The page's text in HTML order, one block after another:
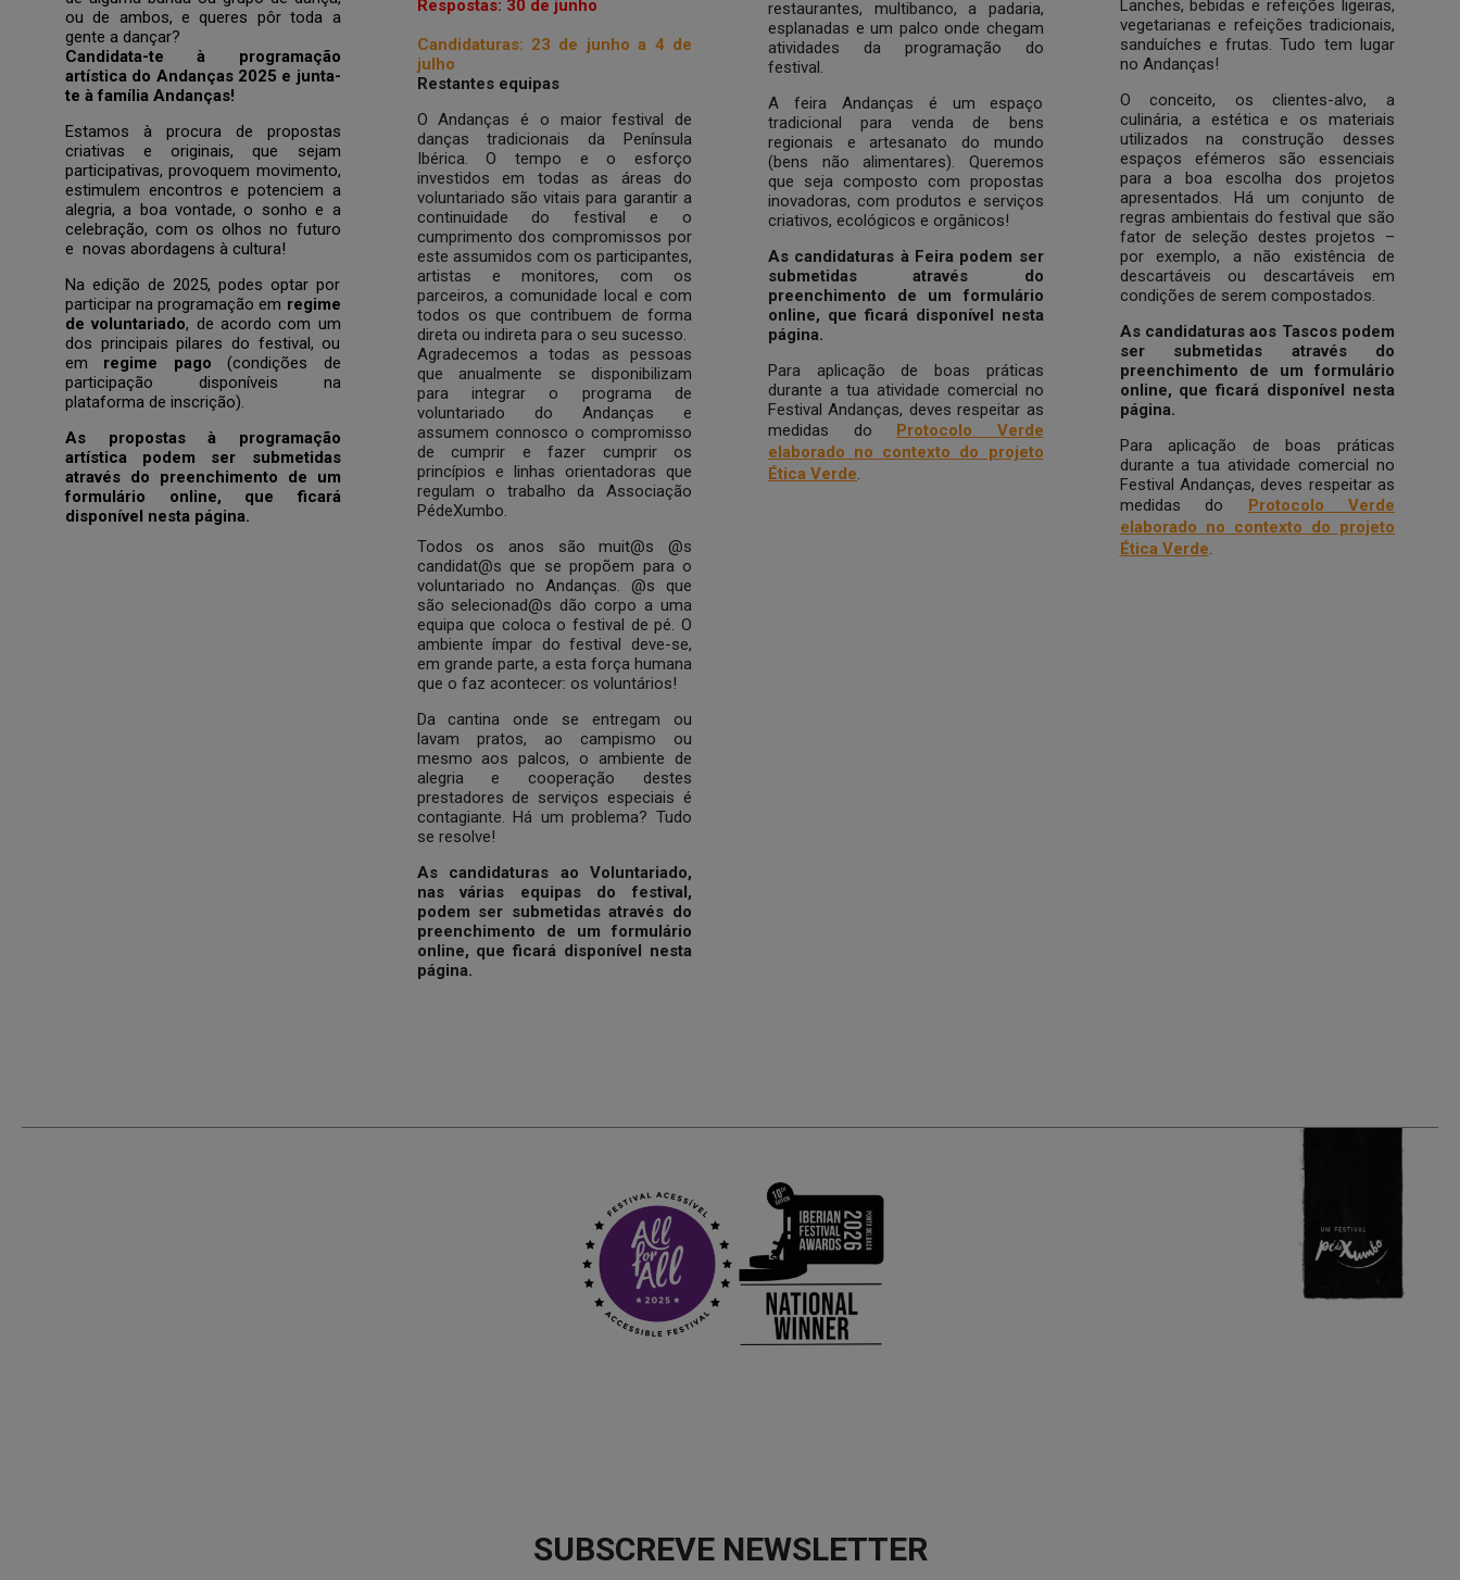
ou de ambos, e queres pôr toda a
gente a dançar?
Candidata-te à programação
artística do Andanças 2025 e junta-
te à família Andanças!
Estamos à procura de propostas
criativas e originais, que sejam
participativas, provoquem movimento,
estimulem encontros e potenciem a
alegria, a boa vontade, o sonho e a
celebração, com os olhos no futuro
e novas abordagens à cultura!
Na edição de 2025, podes optar por
participar na programação em regime
de voluntariado, de acordo com um
dos principais pilares do festival, ou
em regime pago(condições de
participação disponíveis na
plataforma de inscrição).
As propostas à programação
artística podem ser submetidas
através do preenchimento de um
formulário online, que ficará
disponível nesta página.
Respostas: 30 de junho
Candidaturas: 23 de junho a 4 de
julho
Restantes equipas
O Andanças é o maior festival de
danças tradicionais da Península
Ibérica. O tempo e o esforço
investidos em todas as áreas do
voluntariado são vitais para garantir a
continuidade do festival e o
cumprimento dos compromissos por
este assumidos com os participantes,
artistas e monitores, com os
parceiros, a comunidade local e com
todos os que contribuem de forma
direta ou indireta para o seu sucesso.
Agradecemos a todas as pessoas
que anualmente se disponibilizam
para integrar o programa de
voluntariado do Andanças e
assumem connosco o compromisso
de cumprir e fazer cumprir os
princípios e linhas orientadoras que
regulam o trabalho da Associação
PédeXumbo.
Todos os anos são muit@s @s
candidat@s que se propõem para o
voluntariado no Andanças. @s que
são selecionad@s dão corpo a uma
equipa que coloca o festival de pé. O
ambiente ímpar do festival deve-se,
em grande parte, a esta força humana
que o faz acontecer: os voluntários!
Da cantina onde se entregam ou
lavam pratos, ao campismo ou
mesmo aos palcos, o ambiente de
alegria e cooperação destes
prestadores de serviços especiais é
contagiante. Há um problema? Tudo
se resolve!
As candidaturas ao Voluntariado,
nas várias equipas do festival,
podem ser submetidas através do
preenchimento de um formulário
online, que ficará disponível nesta
página.
restaurantes, multibanco, a padaria,
esplanadas e um palco onde chegam
atividades da programação do
festival.
A feira Andanças é um espaço
tradicional para venda de bens
regionais e artesanato do mundo
(bens não alimentares). Queremos
que seja composto com propostas
inovadoras, com produtos e serviços
criativos, ecológicos e orgânicos!
As candidaturas à Feira podem ser
submetidas através do
preenchimento de um formulário
online, que ficará disponível nesta
página.
Para aplicação de boas práticas
durante a tua atividade comercial no
Festival Andanças, deves respeitar as
medidas do Protocolo Verde
elaborado no contexto do projeto
Ética Verde
Lanches, bebidas e refeições ligeiras,
vegetarianas e refeições tradicionais,
sanduíches e frutas. Tudo tem lugar
no Andanças!
O conceito, os clientes-alvo, a
culinária, a estética e os materiais
utilizados na construção desses
espaços efémeros são essenciais
para a boa escolha dos projetos
apresentados. Há um conjunto de
regras ambientais do festival que são
fator de seleção destes projetos –
por exemplo, a não existência de
descartáveis ou descartáveis em
condições de serem compostados.
As candidaturas aos Tascos podem
ser submetidas através do
preenchimento de um formulário
online, que ficará disponível nesta
página.
Para aplicação de boas práticas
durante a tua atividade comercial no
Festival Andanças, deves respeitar as
medidas do Protocolo Verde
elaborado no contexto do projeto
Ética Verde
SUBSCREVE NEWSLETTER